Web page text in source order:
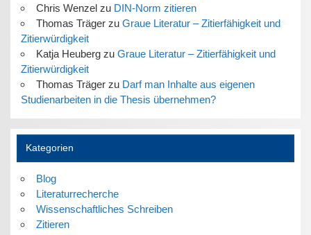
Chris Wenzelzu DIN-Norm zitieren
Thomas Trägerzu Graue Literatur – Zitierfähigkeit und
Zitierwürdigkeit
Katja Heubergzu Graue Literatur – Zitierfähigkeit und
Zitierwürdigkeit
Thomas Trägerzu Darf man Inhalte aus eigenen
Studienarbeiten in die Thesis übernehmen?
Kategorien
Blog
Literaturrecherche
Wissenschaftliches Schreiben
Zitieren